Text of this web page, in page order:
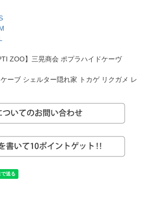
ZOO】三晃商会 ポプラハイドケーヴ
ーブ シェルター隠れ家 トカゲ リクガメ レ